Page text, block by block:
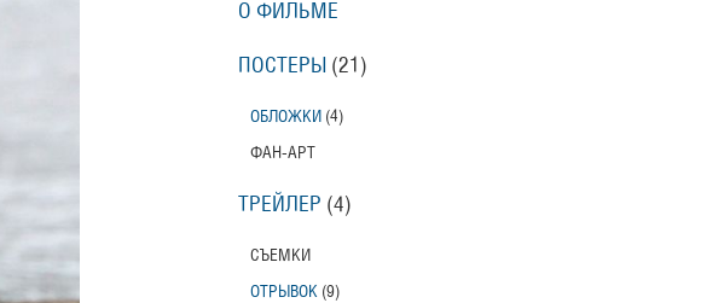
О ФИЛЬМЕ
ПОСТЕРЫ (21)
ОБЛОЖКИ (4)
ФАН-АРТ
ТРЕЙЛЕР (4)
СЪЕМКИ
ОТРЫВОК (9)